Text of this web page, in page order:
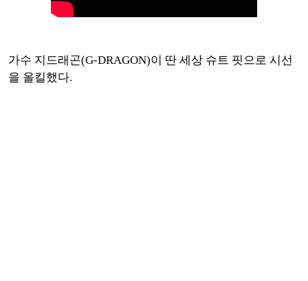
가수 지드래곤(G-DRAGON)이 딴 세상 슈트 핏으로 시선
을 올킬했다.